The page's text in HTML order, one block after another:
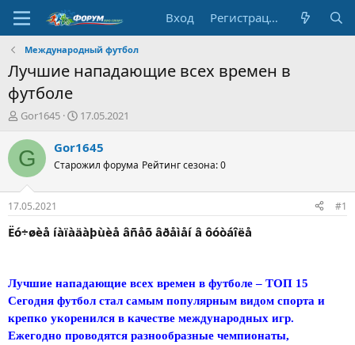
Вход Регистрация
Международный футбол
Лучшие нападающие всех времен в
футболе
А
т
о
т
е
м
ы
Gor1645
Д
т
н
а
л
17.05.2021
G Gor1645
Старожил форума Рейтинг сезона: 0
17.05.2021 #1
Ëó÷øèå íàïàäàþùèå âñåõ âðåìåí â ôóòáîëå
Лучшие нападающие всех времен в футболе – ТОП 15
Сегодня футбол стал самым популярным видом спорта и
крепко укоренился в качестве международных игр.
Ежегодно проводятся разнообразные чемпионаты,